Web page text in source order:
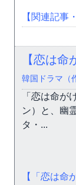
【関連記事
【恋は
韓国ドラマ（
「恋は命が
ン）と、幽
タ・...
【「恋は命